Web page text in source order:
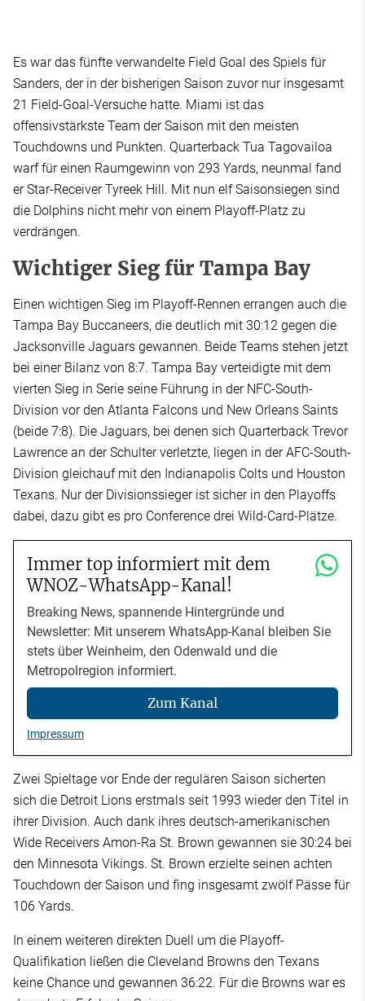
Es war das fünfte verwandelte Field Goal des Spiels für
Sanders, der in der bisherigen Saison zuvor nur insgesamt
21 Field-Goal-Versuche hatte. Miami ist das
offensivstärkste Team der Saison mit den meisten
Touchdowns und Punkten. Quarterback Tua Tagovailoa
warf für einen Raumgewinn von 293 Yards, neunmal fand
er Star-Receiver Tyreek Hill. Mit nun elf Saisonsiegen sind
die Dolphins nicht mehr von einem Playoff-Platz zu
verdrängen.
Wichtiger Sieg für Tampa Bay
Einen wichtigen Sieg im Playoff-Rennen errangen auch die
Tampa Bay Buccaneers, die deutlich mit 30:12 gegen die
Jacksonville Jaguars gewannen. Beide Teams stehen jetzt
bei einer Bilanz von 8:7. Tampa Bay verteidigte mit dem
vierten Sieg in Serie seine Führung in der NFC-South-
Division vor den Atlanta Falcons und New Orleans Saints
(beide 7:8). Die Jaguars, bei denen sich Quarterback Trevor
Lawrence an der Schulter verletzte, liegen in der AFC-South-
Division gleichauf mit den Indianapolis Colts und Houston
Texans. Nur der Divisionssieger ist sicher in den Playoffs
dabei, dazu gibt es pro Conference drei Wild-Card-Plätze.
Immer top informiert mit dem
WNOZ-WhatsApp-Kanal!
Breaking News, spannende Hintergründe und
Newsletter: Mit unserem WhatsApp-Kanal bleiben Sie
stets über Weinheim, den Odenwald und die
Metropolregion informiert.
Zum Kanal
Impressum
Zwei Spieltage vor Ende der regulären Saison sicherten
sich die Detroit Lions erstmals seit 1993 wieder den Titel in
ihrer Division. Auch dank ihres deutsch-amerikanischen
Wide Receivers Amon-Ra St. Brown gewannen sie 30:24 bei
den Minnesota Vikings. St. Brown erzielte seinen achten
Touchdown der Saison und fing insgesamt zwölf Pässe für
106 Yards.
In einem weiteren direkten Duell um die Playoff-
Qualifikation ließen die Cleveland Browns den Texans
keine Chance und gewannen 36:22. Für die Browns war es